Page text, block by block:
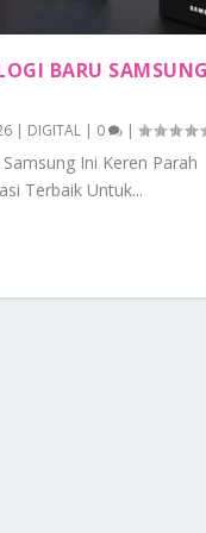
BARU
| DIGITAL | 0 |
Ini Keren Parah
Terbaik Untuk...